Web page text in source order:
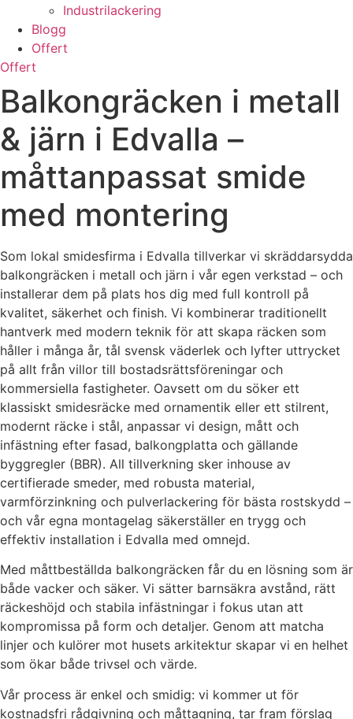
Industrilackering
Blogg
Offert
Offert
Balkongräcken i metall
& järn i Edvalla –
måttanpassat smide
med montering
Som lokal smidesfirma i Edvalla tillverkar vi skräddarsydda
balkongräcken i metall och järn i vår egen verkstad – och
installerar dem på plats hos dig med full kontroll på
kvalitet, säkerhet och finish. Vi kombinerar traditionellt
hantverk med modern teknik för att skapa räcken som
håller i många år, tål svensk väderlek och lyfter uttrycket
på allt från villor till bostadsrättsföreningar och
kommersiella fastigheter. Oavsett om du söker ett
klassiskt smidesräcke med ornamentik eller ett stilrent,
modernt räcke i stål, anpassar vi design, mått och
infästning efter fasad, balkongplatta och gällande
byggregler (BBR). All tillverkning sker inhouse av
certifierade smeder, med robusta material,
varmförzinkning och pulverlackering för bästa rostskydd –
och vår egna montagelag säkerställer en trygg och
effektiv installation i Edvalla med omnejd.
Med måttbeställda balkongräcken får du en lösning som är
både vacker och säker. Vi sätter barnsäkra avstånd, rätt
räckeshöjd och stabila infästningar i fokus utan att
kompromissa på form och detaljer. Genom att matcha
linjer och kulörer mot husets arkitektur skapar vi en helhet
som ökar både trivsel och värde.
Vår process är enkel och smidig: vi kommer ut för
kostnadsfri rådgivning och måttagning, tar fram förslag